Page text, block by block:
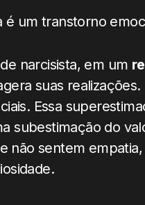
é um transtorno
narcisista, em um
suas
Essa
subestimação do
não sentem